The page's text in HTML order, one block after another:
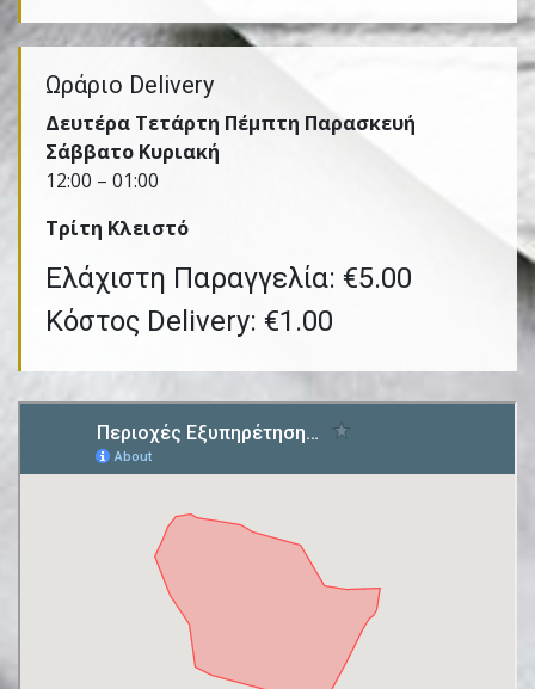
Ωράριο Delivery
Δευτέρα Τετάρτη Πέμπτη Παρασκευή
Σάββατο Κυριακή
12:00 – 01:00
Τρίτη Kλειστό
Ελάχιστη Παραγγελία: €5.00
Κόστος Delivery: €1.00